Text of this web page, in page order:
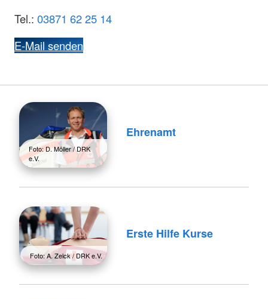
Tel.: 03871 62 25 14
E-Mail senden
Foto: D. Möller / DRK
e.V.
Ehrenamt
Foto: A. Zelck / DRK e.V.
Erste Hilfe Kurse